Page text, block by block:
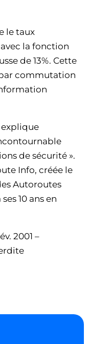
le taux
la fonction
de 13%. Cette
commutation
explique
de sécurité ».
Info, créée le
Autoroutes
10 ans en
2001 –